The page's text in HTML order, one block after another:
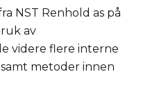
NST Renhold as på
av
videre flere interne
metoder innen